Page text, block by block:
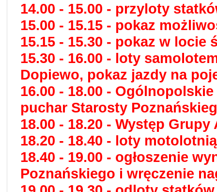
14.00 - 15.00 - przyloty
15.00 - 15.15 - pokaz
15.15 - 15.30 - pokaz w locie
15.30 - 16.00 - loty
Dopiewo, pokaz jazdy na
16.00 - 18.00 -
puchar Starosty
18.00 - 18.20 - Występ
18.20 - 18.40 - loty
18.40 - 19.00 - ogłoszenie
Poznańskiego i wręczenie